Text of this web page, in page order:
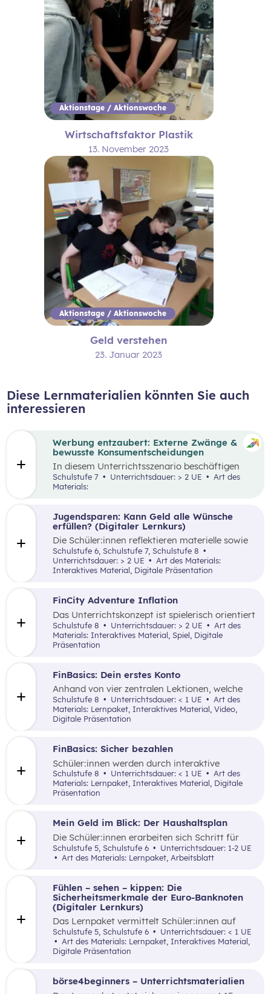
Aktionstage / Aktionswoche
Wirtschaftsfaktor Plastik
13. November 2023
Aktionstage / Aktionswoche
Geld verstehen
23. Januar 2023
Diese Lernmaterialien könnten Sie auch
interessieren
Jugendsparen: Kann Geld alle Wünsche
erfüllen? (Digitaler Lernkurs)
Die Schüler:innen reflektieren materielle sowie
immaterielle Bedürfnisse im Kontext von
Jugendbankkonten und analysieren dabei
verschiedene Jugendsparangebote in Form
Schulstufe 6, Schulstufe 7, Schulstufe 8
Unterrichtsdauer: > 2 UE
Art des Materials:
Interaktives Material, Digitale Präsentation
FinCity Adventure Inflation
Das Unterrichtskonzept ist spielerisch orientiert
und vermittelt den Schüler:innen wichtiges
Grundlagenwissen zur Inflation und wie sich
diese im alltäglichen Leben zeigt.
Schulstufe 8 Unterrichtsdauer: > 2 UE
Materials: Interaktives Material, Spiel, Digitale
Präsentation
Werbung entzaubert: Externe Zwänge &
bewusste Konsumentscheidungen
In diesem Unterrichtsszenario beschäftigen
sich die Schüler:innen mit den Themen
„Werbung“ und „Konsumentscheidungen“. Zu
Zentrum. Davon ausgehend werden
unterschiedliche externe Zwänge sowie Vor-
und Nachteile von Werbungen erarbeitet.
Schulstufe 7 Unterrichtsdauer: > 2 UE
Materials:
FinBasics: Dein erstes Konto
Anhand von vier zentralen Lektionen, welche
interaktive Elemente nutzen, werden den
Schüler:innen wesentliche Inhalte zu den
unterschiedlichen Funktionen und dem Nutzen
Schulstufe 8 Unterrichtsdauer: < 1 UE
Materials: Lernpaket, Interaktives Material, Video,
Digitale Präsentation
FinBasics: Sicher bezahlen
Schüler:innen werden durch interaktive
Alltagsszenarien mit unterschiedlichen
Zahlungsmöglichkeiten und den damit
verbundenen Fragen von (finanzieller)
gemacht.
Schulstufe 8 Unterrichtsdauer: < 1 UE
Art des
Materials: Lernpaket, Interaktives Material, Digitale
Präsentation
Mein Geld im Blick: Der Haushaltsplan
Die Schüler:innen erarbeiten sich Schritt für
Schritt mittels lebensnaher Beispiele ein
Grundverständnis für einen Haushaltsplan.
Schulstufe 5, Schulstufe 6
Unterrichtsdauer: 1-2 UE
Art des Materials: Lernpaket, Arbeitsblatt
Fühlen – sehen – kippen: Die
Sicherheitsmerkmale der Euro-Banknoten
(Digitaler Lernkurs)
Das Lernpaket vermittelt Schüler:innen auf
kreative sowie spielerische Art und Weise die
Sicherheitsmerkmale von Euro-Banknoten
hinsichtlich Fälschungssicherheit von Bargeld.
Schulstufe 5, Schulstufe 6
Unterrichtsdauer: < 1 UE
Art des Materials: Lernpaket, Interaktives Material,
Digitale Präsentation
börse4beginners – Unterrichtsmaterialien